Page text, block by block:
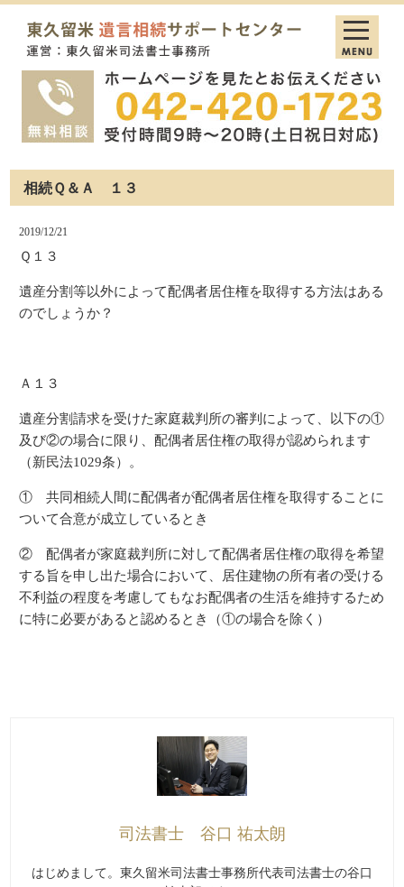
相続Ｑ＆Ａ １３
2019/12/21
Ｑ１３
遺産分割等以外によって配偶者居住権を取得する方法はある
のでしょうか？
Ａ１３
遺産分割請求を受けた家庭裁判所の審判によって、以下の①
及び②の場合に限り、配偶者居住権の取得が認められます
（新民法1029条）。
① 共同相続人間に配偶者が配偶者居住権を取得することに
ついて合意が成立しているとき
② 配偶者が家庭裁判所に対して配偶者居住権の取得を希望
する旨を申し出た場合において、居住建物の所有者の受ける
不利益の程度を考慮してもなお配偶者の生活を維持するため
に特に必要があると認めるとき（①の場合を除く）
司法書士 谷口 祐太朗
はじめまして。東久留米司法書士事務所代表司法書士の谷口